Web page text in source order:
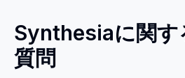
Synthesiaに関す
質問